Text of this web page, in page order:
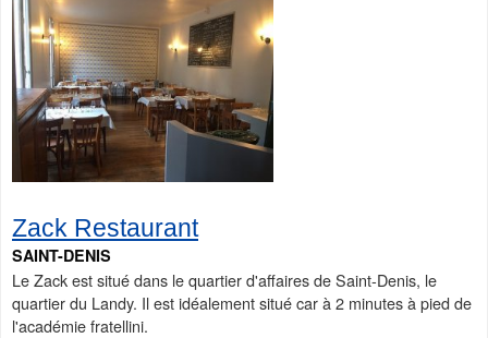
Zack Restaurant
SAINT-DENIS
Le Zack est situé dans le quartier d'affaires de Saint-Denis, le
quartier du Landy. Il est idéalement situé car à 2 minutes à pied de
l'académie fratellini.